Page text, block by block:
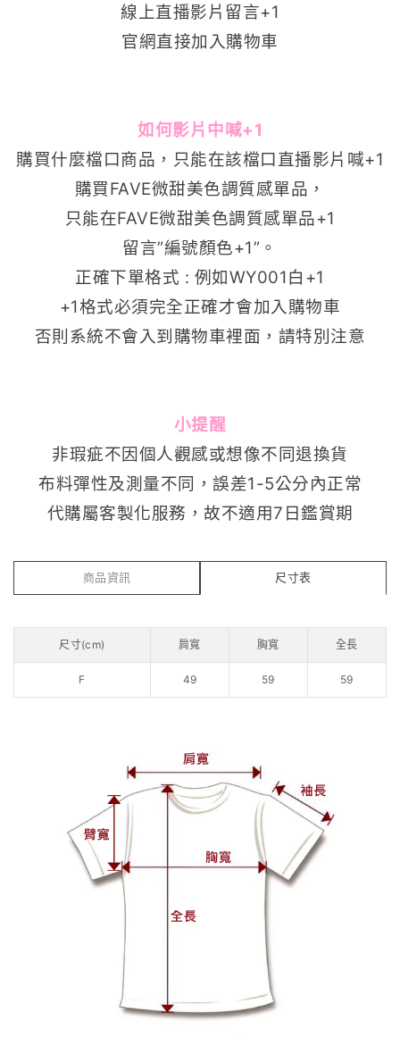
線上直播影片留言+1
官網直接加入購物車
如何影片中喊+1
購買什麼檔口商品，只能在該檔口直播影片喊+1
購買FAVE微甜美色調質感單品 ，
只能在FAVE微甜美色調質感單品+1
留言”編號顏色+1”。
正確下單格式 : 例如WY001白+1
+1格式必須完全正確才會加入購物車
否則系統不會入到購物車裡面，請特別注意
小提醒
非瑕疵不因個人觀感或想像不同退換貨
布料彈性及測量不同，誤差1-5公分內正常
代購屬客製化服務，故不適用7日鑑賞期
商品資訊 尺寸表
尺寸(cm) 肩寬 胸寬 全長
F 49 59 59